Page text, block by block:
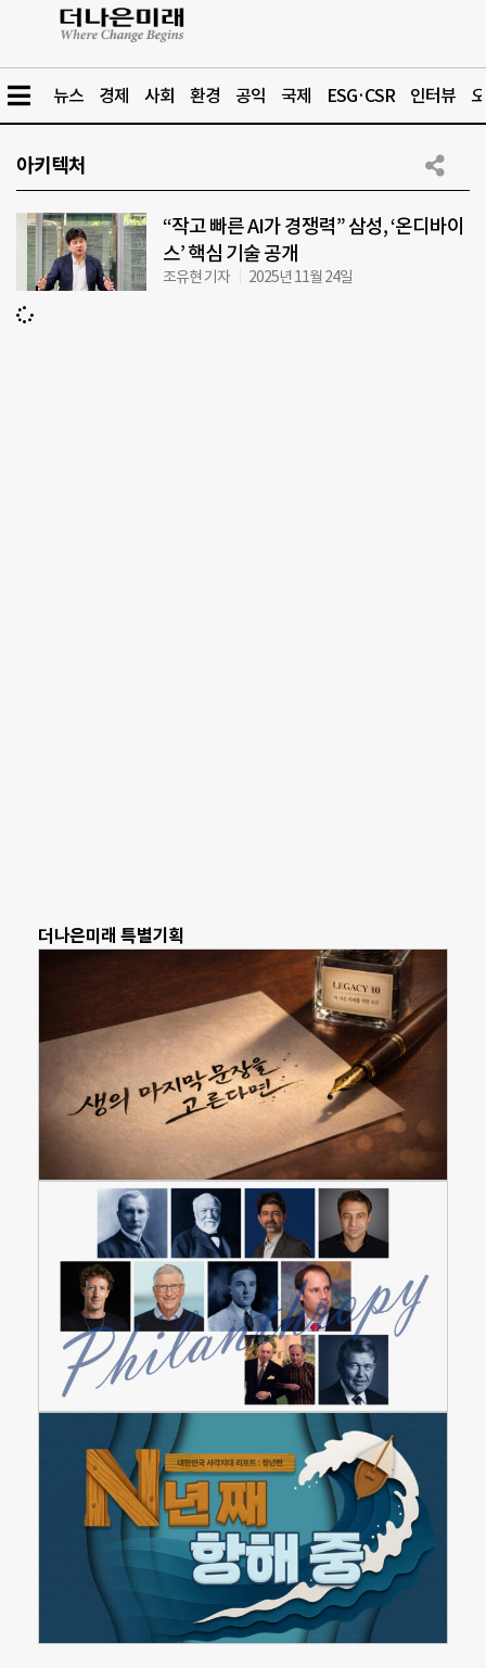
뉴스 경제 사회 환경 공익 국제 ESG·CSR 인터뷰
아키텍처
“작고 빠른 AI가 경쟁력” 삼성, ‘온디바이
스’ 핵심 기술 공개
조유현 기자 2025년 11월 24일
더나은미래 특별기획